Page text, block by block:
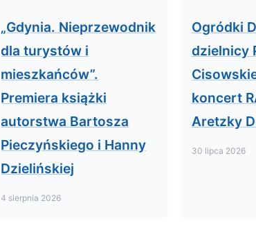
„Gdynia. Nieprzewodnik
dla turystów i
mieszkańców”.
Premiera książki
autorstwa Bartosza
Pieczyńskiego i Hanny
Dzielińskiej
4 sierpnia 2026
Ogródki
dzielnicy
koncert
Aretzky
30 lipca 2026